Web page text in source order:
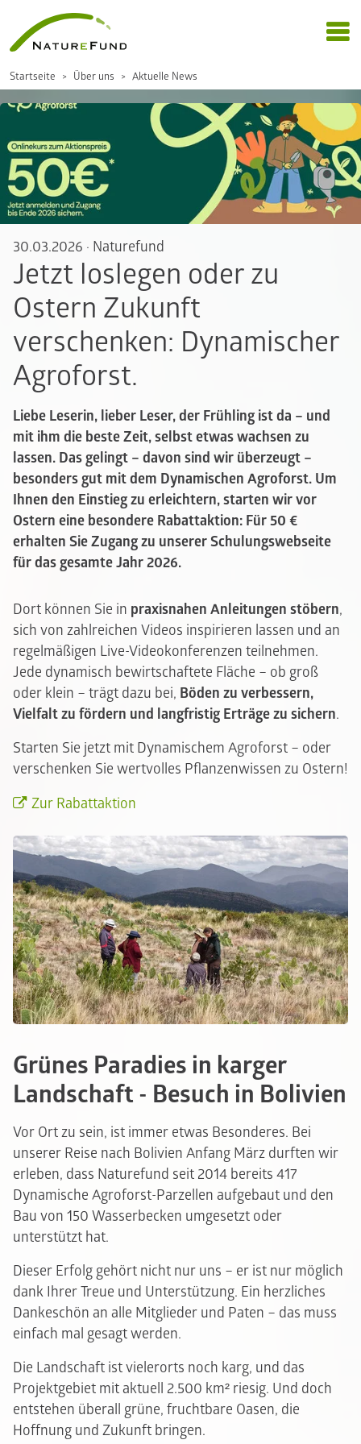
Startseite Über uns Aktuelle News
30.03.2026 · Naturefund
Jetzt loslegen oder zu
Ostern Zukunft
verschenken: Dynamischer
Agroforst.
Liebe Leserin, lieber Leser, der Frühling ist da – und
mit ihm die beste Zeit, selbst etwas wachsen zu
lassen. Das gelingt – davon sind wir überzeugt –
besonders gut mit dem Dynamischen Agroforst. Um
Ihnen den Einstieg zu erleichtern, starten wir vor
Ostern eine besondere Rabattaktion: Für 50 €
erhalten Sie Zugang zu unserer Schulungswebseite
für das gesamte Jahr 2026.
Dort können Sie in praxisnahen Anleitungen stöbern,
sich von zahlreichen Videos inspirieren lassen und an
regelmäßigen Live-Videokonferenzen teilnehmen.
Jede dynamisch bewirtschaftete Fläche – ob groß
oder klein – trägt dazu bei, Böden zu verbessern,
Vielfalt zu fördern und langfristig Erträge zu sichern.
Starten Sie jetzt mit Dynamischem Agroforst – oder
verschenken Sie wertvolles Pflanzenwissen zu Ostern!
Zur Rabattaktion
Grünes Paradies in karger
Landschaft - Besuch in Bolivien
Vor Ort zu sein, ist immer etwas Besonderes. Bei
unserer Reise nach Bolivien Anfang März durften wir
erleben, dass Naturefund seit 2014 bereits 417
Dynamische Agroforst-Parzellen aufgebaut und den
Bau von 150 Wasserbecken umgesetzt oder
unterstützt hat.
Dieser Erfolg gehört nicht nur uns – er ist nur möglich
dank Ihrer Treue und Unterstützung. Ein herzliches
Dankeschön an alle Mitglieder und Paten – das muss
einfach mal gesagt werden.
Die Landschaft ist vielerorts noch karg, und das
Projektgebiet mit aktuell 2.500 km² riesig. Und doch
entstehen überall grüne, fruchtbare Oasen, die
Hoffnung und Zukunft bringen.